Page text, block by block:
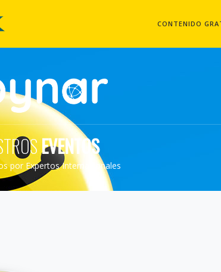
CONTENIDO
EVENTOS
por Expertos Internacionales